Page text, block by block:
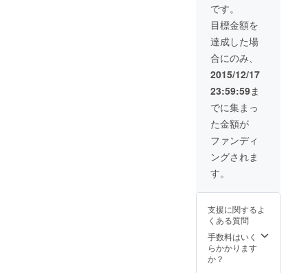
です。
目標金額を
達成した場
合にのみ、
2015/12/17
23:59:59ま
でに集まっ
た金額が
ファンディ
ングされま
す。
支援に関するよ
くある質問
手数料はいく
らかかります
か？